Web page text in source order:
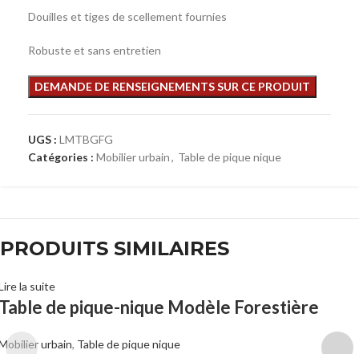
Douilles et tiges de scellement fournies
Robuste et sans entretien
UGS : LMTBGFG
Catégories : Mobilier urbain, Table de pique nique
PRODUITS SIMILAIRES
la suite
de pique-nique Modèle Forestière
urbain, Table de pique nique